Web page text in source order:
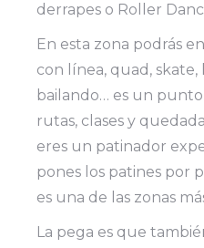
derrapes o Roller
En esta zona podrás
con línea, quad,
bailando… es un
rutas, clases y
eres un patinador
pones los patines por
es una de las zonas
La pega es que